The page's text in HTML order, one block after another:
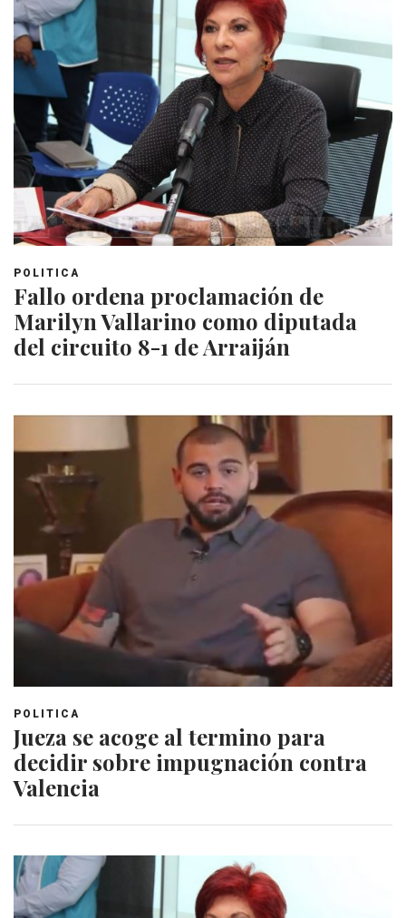
POLITICA
Fallo ordena proclamación de
Marilyn Vallarino como diputada
del circuito 8-1 de Arraiján
POLITICA
Jueza se acoge al termino para
decidir sobre impugnación contra
Valencia